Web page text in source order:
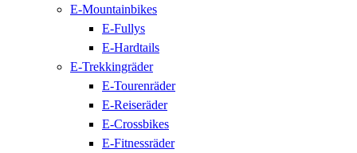
E-Mountainbikes
E-Fullys
E-Hardtails
E-Trekkingräder
E-Tourenräder
E-Reiseräder
E-Crossbikes
E-Fitnessräder